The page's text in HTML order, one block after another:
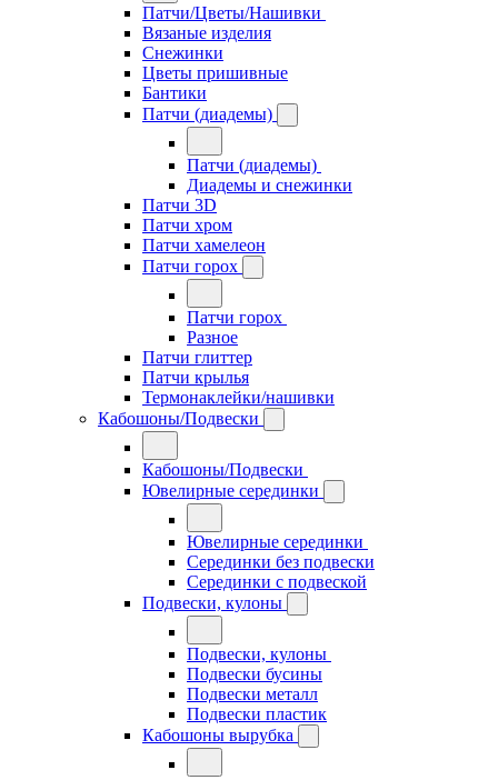
Патчи/Цветы/Нашивки
Вязаные изделия
Снежинки
Цветы пришивные
Бантики
Патчи (диадемы)
Патчи (диадемы)
Диадемы и снежинки
Патчи 3D
Патчи хром
Патчи хамелеон
Патчи горох
Патчи горох
Разное
Патчи глиттер
Патчи крылья
Термонаклейки/нашивки
Кабошоны/Подвески
Кабошоны/Подвески
Ювелирные серединки
Ювелирные серединки
Серединки без подвески
Серединки с подвеской
Подвески, кулоны
Подвески, кулоны
Подвески бусины
Подвески металл
Подвески пластик
Кабошоны вырубка